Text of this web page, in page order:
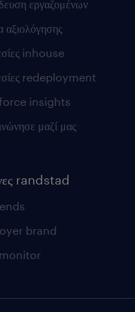
εργαζομένων
αξιολόγησης
inhouse
redeployment
insights
μαζί μας
randstad
brand